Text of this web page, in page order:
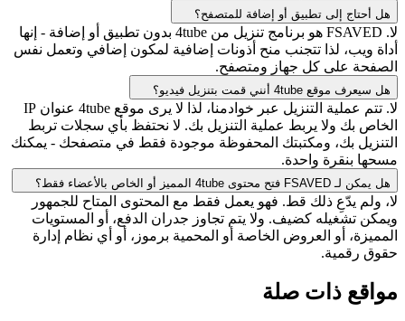
هل أحتاج إلى تطبيق أو إضافة للمتصفح؟
لا. FSAVED هو برنامج تنزيل من 4tube بدون تطبيق أو إضافة - إنها
أداة ويب، لذا تتجنب منح أذونات إضافية لمكون إضافي وتعمل نفس
الصفحة على كل جهاز ومتصفح.
هل سيعرف موقع 4tube أنني قمت بتنزيل فيديو؟
لا. تتم عملية التنزيل عبر خوادمنا، لذا لا يرى موقع 4tube عنوان IP
الخاص بك ولا يربط عملية التنزيل بك. لا نحتفظ بأي سجلات تربط
التنزيل بك، ومكتبتك المحفوظة موجودة فقط في متصفحك - يمكنك
مسحها بنقرة واحدة.
هل يمكن لـ FSAVED فتح محتوى 4tube المميز أو الخاص بالأعضاء فقط؟
لا، ولم يدّعِ ذلك قط. فهو يعمل فقط مع المحتوى المتاح للجمهور
ويمكن تشغيله كضيف. ولا يتم تجاوز جدران الدفع، أو المستويات
المميزة، أو العروض الخاصة أو المحمية برموز، أو أي نظام إدارة
حقوق رقمية.
مواقع ذات صلة